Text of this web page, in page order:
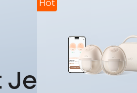
Je
Hot